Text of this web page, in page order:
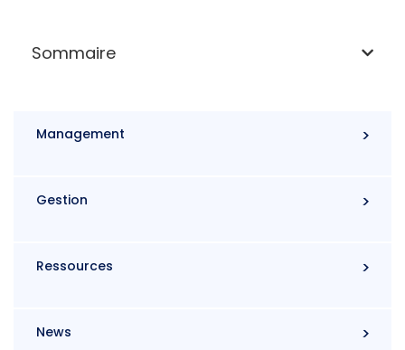
Sommaire
Management
Gestion
Ressources
News